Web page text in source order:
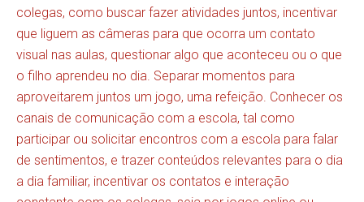
colegas, como buscar fazer atividades juntos, incentivar
que liguem as câmeras para que ocorra um contato
visual nas aulas, questionar algo que aconteceu ou o que
o filho aprendeu no dia. Separar momentos para
aproveitarem juntos um jogo, uma refeição. Conhecer os
canais de comunicação com a escola, tal como
participar ou solicitar encontros com a escola para falar
de sentimentos, e trazer conteúdos relevantes para o dia
a dia familiar, incentivar os contatos e interação